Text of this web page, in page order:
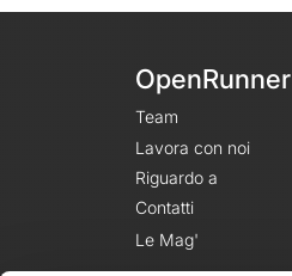
OpenRunner
Team
Lavora con noi
Riguardo a
Contatti
Le Mag'